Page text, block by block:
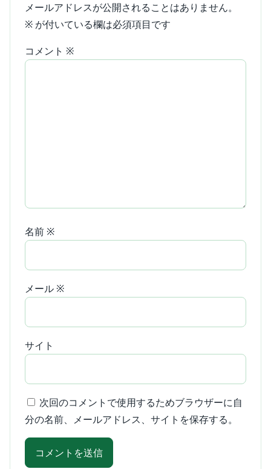
メールアドレスが公開されることはありません。
※ が付いている欄は必須項目です
コメント ※
名前 ※
メール ※
サイト
次回のコメントで使用するためブラウザーに自
分の名前、メールアドレス、サイトを保存する。